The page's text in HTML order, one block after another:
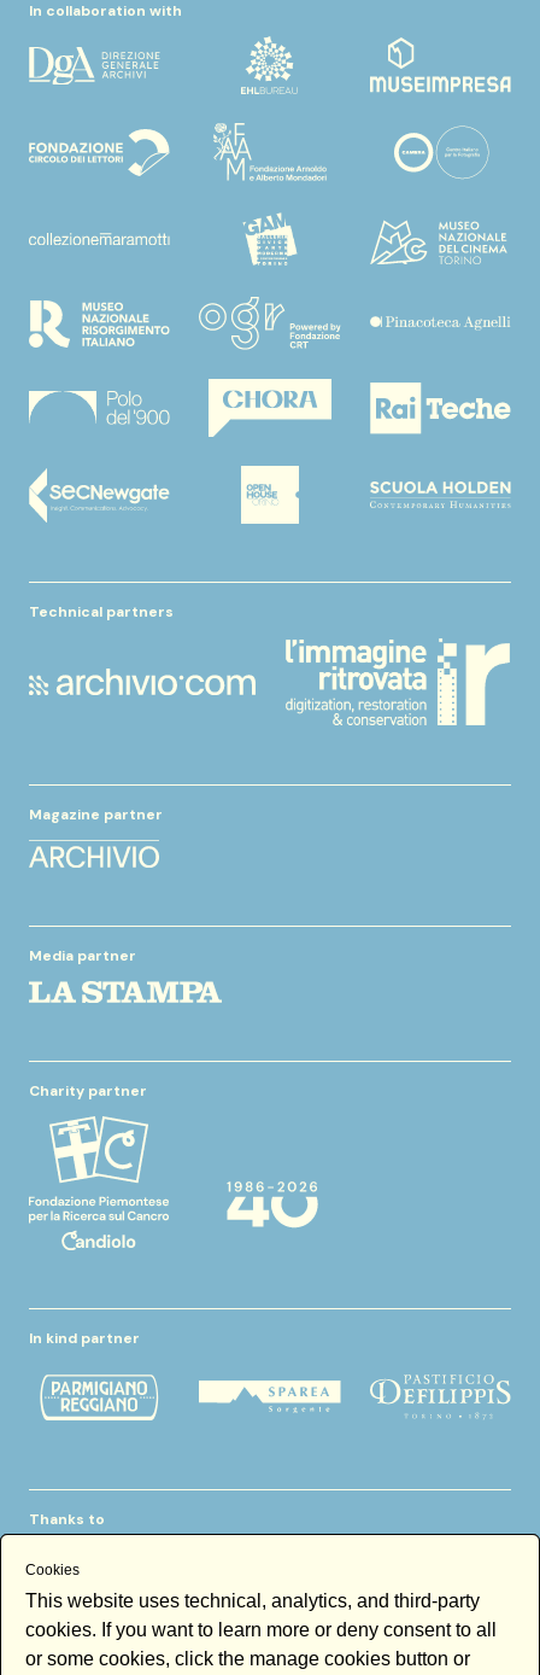
In collaboration with
Technical partners
Magazine partner
Media partner
Charity partner
In kind partner
Thanks to
Cookies
This website uses technical, analytics, and third-party
cookies. If you want to learn more or deny consent to all
or some cookies, click the manage cookies button or